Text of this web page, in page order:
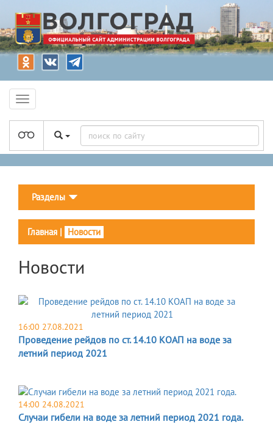
Разделы
Главная | Новости
Новости
16:00 27.08.2021
Проведение рейдов по ст. 14.10 КОАП на воде за
летний период 2021
14:00 24.08.2021
Случаи гибели на воде за летний период 2021 года.